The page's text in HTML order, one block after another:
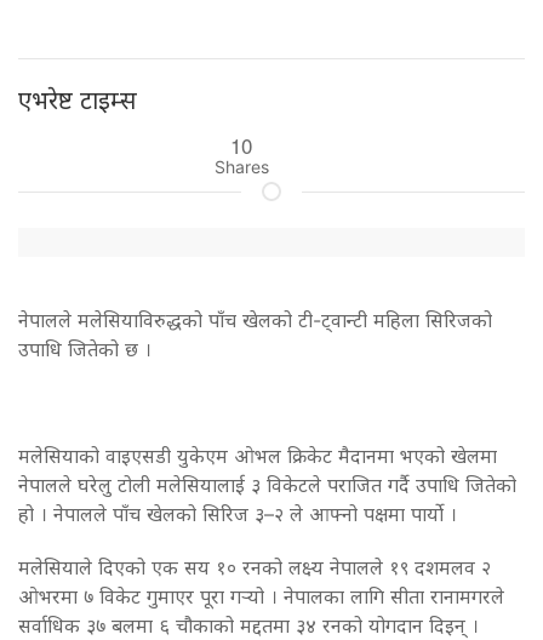
एभरेष्ट टाइम्स
10
Shares
नेपालले मलेसियाविरुद्धको पाँच खेलको टी-ट्वान्टी महिला सिरिजको
उपाधि जितेको छ ।
मलेसियाको वाइएसडी युकेएम ओभल क्रिकेट मैदानमा भएको खेलमा
नेपालले घरेलु टोली मलेसियालाई ३ विकेटले पराजित गर्दै उपाधि जितेको
हो । नेपालले पाँच खेलको सिरिज ३–२ ले आफ्नो पक्षमा पार्यो ।
मलेसियाले दिएको एक सय १० रनको लक्ष्य नेपालले १९ दशमलव २
ओभरमा ७ विकेट गुमाएर पूरा गर्‍यो । नेपालका लागि सीता रानामगरले
सर्वाधिक ३७ बलमा ६ चौकाको मद्दतमा ३४ रनको योगदान दिइन् ।